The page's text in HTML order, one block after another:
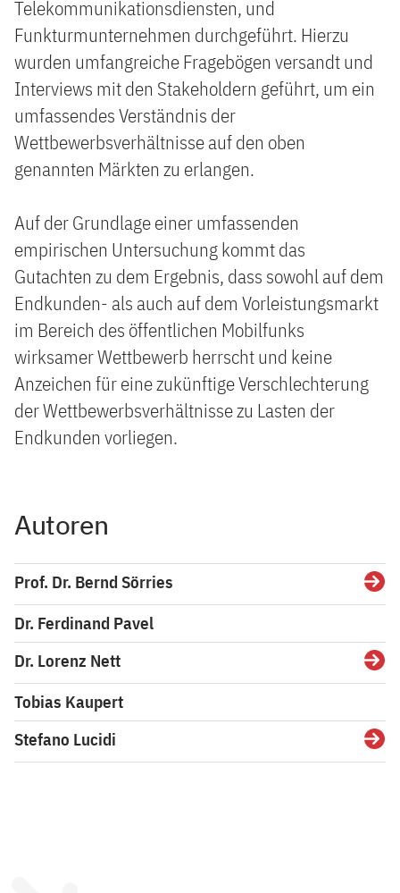
Telekommunikationsdiensten, und
Funkturmunternehmen durchgeführt. Hierzu
wurden umfangreiche Fragebögen versandt und
Interviews mit den Stakeholdern geführt, um ein
umfassendes Verständnis der
Wettbewerbsverhältnisse auf den oben
genannten Märkten zu erlangen.
Auf der Grundlage einer umfassenden
empirischen Untersuchung kommt das
Gutachten zu dem Ergebnis, dass sowohl auf dem
Endkunden- als auch auf dem Vorleistungsmarkt
im Bereich des öffentlichen Mobilfunks
wirksamer Wettbewerb herrscht und keine
Anzeichen für eine zukünftige Verschlechterung
der Wettbewerbsverhältnisse zu Lasten der
Endkunden vorliegen.
Autoren
Prof. Dr. Bernd Sörries
Dr. Ferdinand Pavel
Dr. Lorenz Nett
Tobias Kaupert
Stefano Lucidi